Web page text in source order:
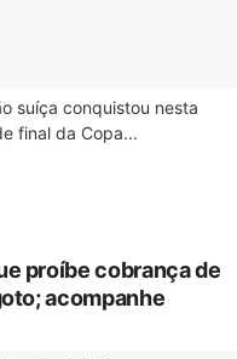
suíça conquistou nesta
final da Copa...
proíbe cobrança de
acompanhe